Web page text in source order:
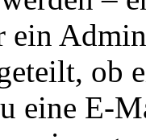
ein
ob
eine E-